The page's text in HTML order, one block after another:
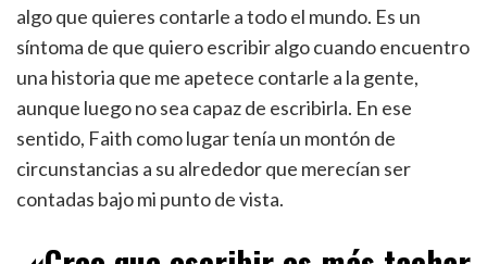
algo que quieres contarle a todo el mundo. Es un
síntoma de que quiero escribir algo cuando encuentro
una historia que me apetece contarle a la gente,
aunque luego no sea capaz de escribirla. En ese
sentido, Faith como lugar tenía un montón de
circunstancias a su alrededor que merecían ser
contadas bajo mi punto de vista.